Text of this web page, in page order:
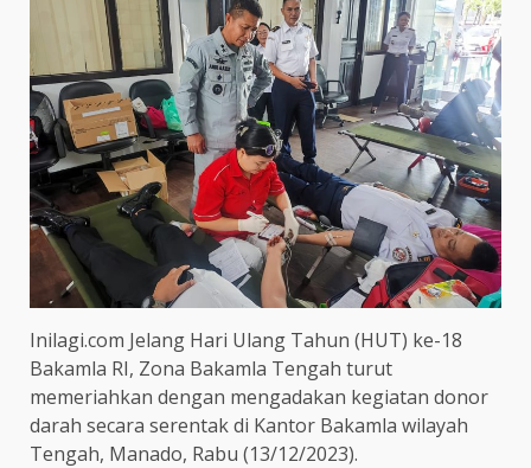
Inilagi.com Jelang Hari Ulang Tahun (HUT) ke-18
Bakamla RI, Zona Bakamla Tengah turut
memeriahkan dengan mengadakan kegiatan donor
darah secara serentak di Kantor Bakamla wilayah
Tengah, Manado, Rabu (13/12/2023).